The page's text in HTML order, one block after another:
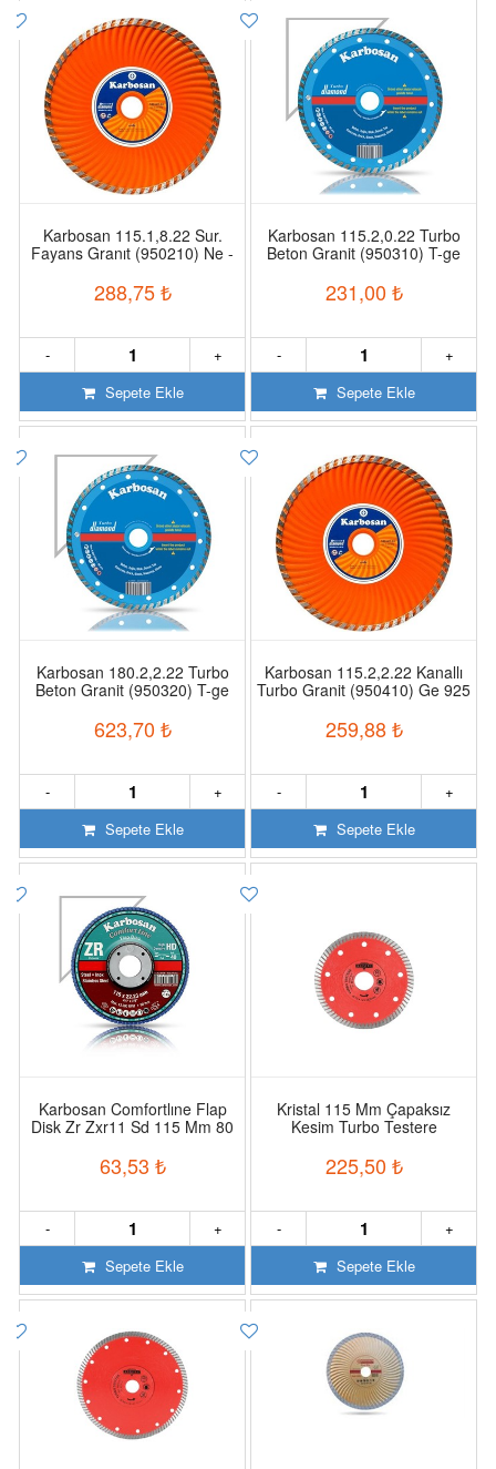
Karbosan 115.1,8.22 Sur.
Fayans Granıt (950210) Ne -
Bk 010
288,75₺
+
-
Sepete Ekle
Karbosan 115.2,0.22 Turbo
Beton Granit (950310) T-ge
920
231,00 ₺
+
-
Sepete Ekle
Karbosan 180.2,2.22 Turbo
Beton Granit (950320) T-ge
920
623,70 ₺
+
-
Sepete Ekle
Karbosan 115.2,2.22 Kanallı
Turbo Granit (950410) Ge 925
259,88₺
+
-
Sepete Ekle
Karbosan Comfortlıne Flap
Disk Zr Zxr11 Sd 115 Mm 80
63,53 ₺
+
-
Sepete Ekle
Kristal 115 Mm Çapaksız
Kesim Turbo Testere
225,50 ₺
+
-
Sepete Ekle